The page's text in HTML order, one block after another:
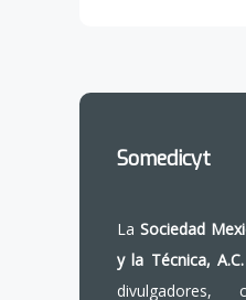
Somedicyt
La Sociedad
y la Técnica,
divulgadores,